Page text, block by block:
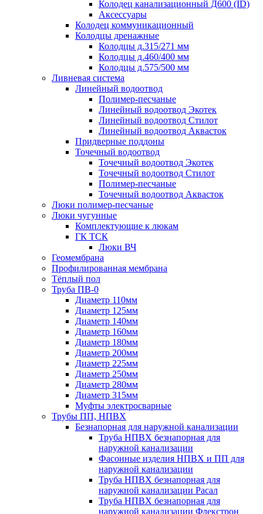
Колодец канализационный Д600 (ID)
Аксессуары
Колодец коммуникационный
Колодцы дренажные
Колодцы д.315/271 мм
Колодцы д.460/400 мм
Колодцы д.575/500 мм
Ливневая система
Линейный водоотвод
Полимер-песчаные
Линейный водоотвод Экотек
Линейный водоотвод Стилот
Линейный водоотвод Аквасток
Придверные поддоны
Точечный водоотвод
Точечный водоотвод Экотек
Точечный водоотвод Стилот
Полимер-песчаные
Точечный водоотвод Аквасток
Люки полимер-песчаные
Люки чугунные
Комплектующие к люкам
ГК ТСК
Люки ВЧ
Геомембрана
Профилированная мембрана
Тёплый пол
Труба ПВ-0
Диаметр 110мм
Диаметр 125мм
Диаметр 140мм
Диаметр 160мм
Диаметр 180мм
Диаметр 200мм
Диаметр 225мм
Диаметр 250мм
Диаметр 280мм
Диаметр 315мм
Муфты электросварные
Трубы ПП, НПВХ
Безнапорная для наружной канализации
Труба НПВХ безнапорная для
наружной канализации
Фасонные изделия НПВХ и ПП для
наружной канализации
Труба НПВХ безнапорная для
наружной канализации Расал
Труба НПВХ безнапорная для
наружной канализации Флекстрон